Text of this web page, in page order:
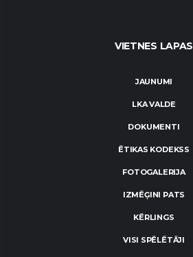
VIETNES LAPAS
JAUNUMI
LKA VALDE
DOKUMENTI
ĒTIKAS KODEKSS
FOTOGALERIJA
IZMĒĢINI PATS
KĒRLINGS
VISI SPĒLĒTĀJI